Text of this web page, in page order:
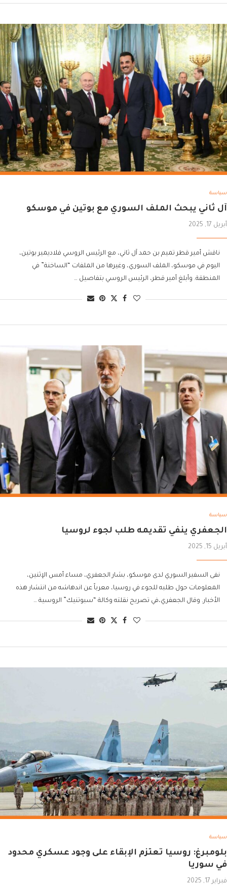
سياسة
آل ثاني يبحث الملف السوري مع بوتين في موسكو
أبريل 17, 2025
ناقش أمير قطر تميم بن حمد آل ثاني، مع الرئيس الروسي فلاديمير بوتين،
اليوم في موسكو، الملف السوري، وغيرها من الملفات “الساخنة” في
المنطقة. وأبلغ أمير قطر، الرئيس الروسي بتفاصيل …
سياسة
الجعفري ينفي تقديمه طلب لجوء لروسيا
أبريل 15, 2025
نفى السفير السوري لدى موسكو، بشار الجعفري، مساء أمس الإثنين،
المعلومات حول طلبه للجوء في روسيا، معرباً عن اندهاشه من انتشار هذه
الأخبار. وقال الجعفري،في تصريح نقلته وكالة “سبوتنيك” الروسية …
سياسة
بلومبرغ: روسيا تعتزم الإبقاء على وجود عسكري محدود
في سوريا
فبراير 17, 2025